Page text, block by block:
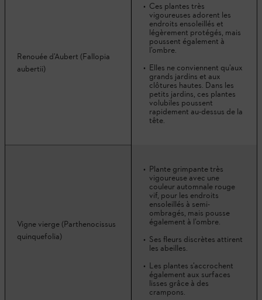
Renouée d’Aubert (Fallopia
aubertii)
Ces plantes très
vigoureuses adorent les
endroits ensoleillés et
légèrement protégés, mais
poussent également à
l’ombre.
Elles ne conviennent qu’aux
grands jardins et aux
clôtures hautes. Dans les
petits jardins, ces plantes
volubiles poussent
rapidement au-dessus de la
tête.
Vigne vierge (Parthenocissus
quinquefolia)
Plante grimpante très
vigoureuse avec une
couleur automnale rouge
vif, pour les endroits
ensoleillés à semi-
ombragés, mais pousse
également à l’ombre.
Ses fleurs discrètes attirent
les abeilles.
Les plantes s’accrochent
également aux surfaces
lisses grâce à des
crampons.